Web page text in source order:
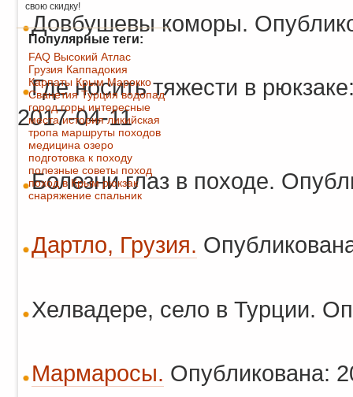
Довбушевы коморы.
Где носить тяжести в
2017-04-11
Болезни глаз в походе.
Дартло, Грузия.
Хелвадере, село в Турции.
Мармаросы. Опубликована:
свою скидку!
Популярные теги:
FAQ Высокий Атлас
Грузия Каппадокия
Карпаты Крым Марокко
Сванетия Турция водопад
город горы интересные
места история ликийская
тропа маршруты походов
медицина озеро
подготовка к походу
полезные советы поход
поход в Крым рюкзак
снаряжение спальник